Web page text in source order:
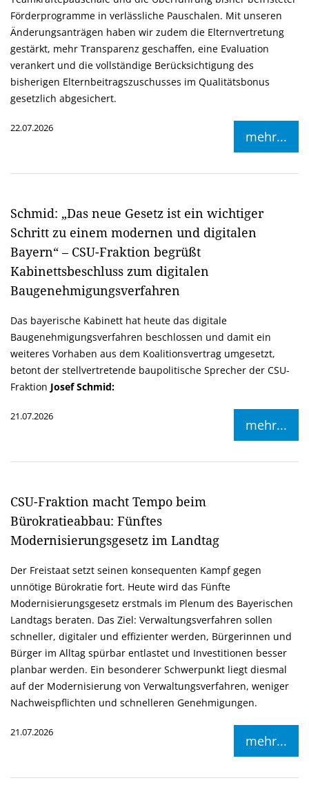
Förderprogramme in verlässliche Pauschalen. Mit unseren
Änderungsanträgen haben wir zudem die Elternvertretung
gestärkt, mehr Transparenz geschaffen, eine Evaluation
verankert und die vollständige Berücksichtigung des
bisherigen Elternbeitragszuschusses im Qualitätsbonus
gesetzlich abgesichert.
22.07.2026
mehr...
Schmid: „Das neue Gesetz ist ein wichtiger
Schritt zu einem modernen und digitalen
Bayern“ – CSU-Fraktion begrüßt
Kabinettsbeschluss zum digitalen
Baugenehmigungsverfahren
Das bayerische Kabinett hat heute das digitale
Baugenehmigungsverfahren beschlossen und damit ein
weiteres Vorhaben aus dem Koalitionsvertrag umgesetzt,
betont der stellvertretende baupolitische Sprecher der CSU-
Fraktion Josef Schmid:
21.07.2026
mehr...
CSU-Fraktion macht Tempo beim
Bürokratieabbau: Fünftes
Modernisierungsgesetz im Landtag
Der Freistaat setzt seinen konsequenten Kampf gegen
unnötige Bürokratie fort. Heute wird das Fünfte
Modernisierungsgesetz erstmals im Plenum des Bayerischen
Landtags beraten. Das Ziel: Verwaltungsverfahren sollen
schneller, digitaler und effizienter werden, Bürgerinnen und
Bürger im Alltag spürbar entlastet und Investitionen besser
planbar werden. Ein besonderer Schwerpunkt liegt diesmal
auf der Modernisierung von Verwaltungsverfahren, weniger
Nachweispflichten und schnelleren Genehmigungen.
21.07.2026
mehr...